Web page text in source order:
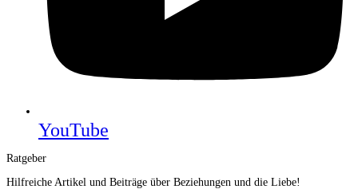
YouTube
Ratgeber
Hilfreiche Artikel und Beiträge über Beziehungen und die Liebe!